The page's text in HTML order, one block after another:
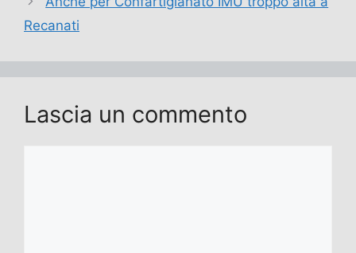
Recanati
Lascia un commento